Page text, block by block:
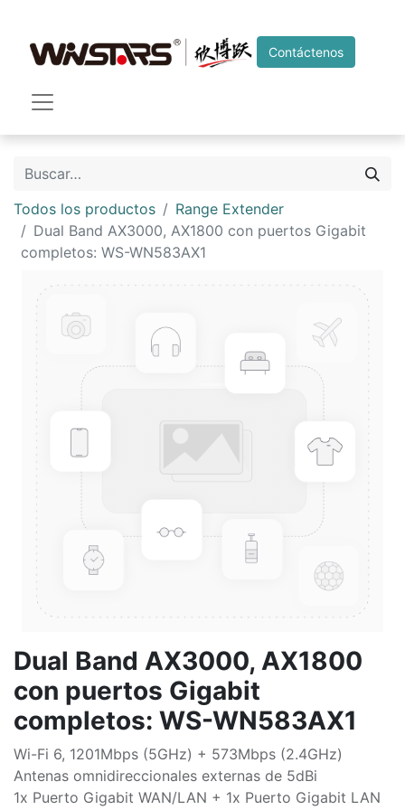
Contáctenos
Todos los productos
Range Extender
Dual Band AX3000, AX1800 con puertos Gigabit
completos: WS-WN583AX1
Dual Band AX3000, AX1800
con puertos Gigabit
completos: WS-WN583AX1
Wi-Fi 6, 1201Mbps (5GHz) + 573Mbps (2.4GHz)
Antenas omnidireccionales externas de 5dBi
1x Puerto Gigabit WAN/LAN + 1x Puerto Gigabit LAN